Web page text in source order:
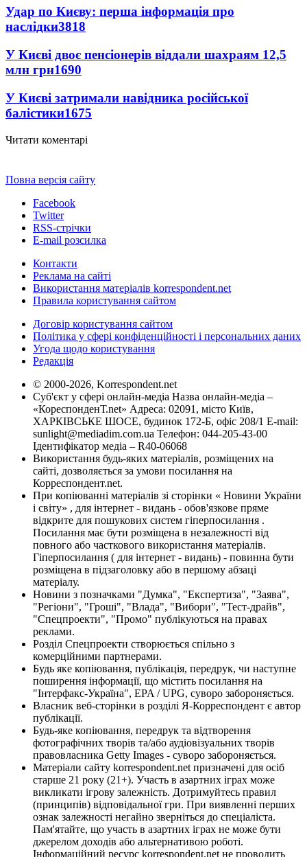
Удар по Києву: перша інформація про
наслідки3818
У Києві двоє пенсіонерів віддали шахраям 12,5
млн грн1690
У Києві затримали навідника російської
балістики1675
Читати коментарі
Повна версія сайту
Facebook
Twitter
RSS-стрічки
E-mail розсилка
Контакти
Реклама на сайті
Використання матеріалів korrespondent.net
Правила користування сайтом
Договір користування сайтом
Політика у сфері конфіденційності і персональних даних
Угода щодо користування
Редакція
© 2000-2026, Korrespondent.net
Суб'єкт у сфері онлайн-медіа Назва онлайн-медіа –
«КореспонденТ.net» Адреса: 02091, місто Київ,
ХАРКІВСЬКЕ ШОСЕ, будинок 172-Б, офіс 208/1 E-mail:
sunlight@mediadim.com.ua Телефон: 044-205-43-00
Ідентифікатор медіа – R40-06068
Використання будь-яких матеріалів, розміщених на
сайті, дозволяється за умови посилання на
Корреспондент.net.
При копіюванні матеріалів зі сторінки « Новини України
і світу» , для інтернет - видань - обов'язкове пряме
відкрите для пошукових систем гіперпосилання .
Посилання має бути розміщена в незалежності від
повного або часткового використання матеріалів.
Гіперпосилання ( для інтернет - видань) - повинна бути
розміщена в підзаголовку або в першому абзаці
матеріалу.
Новини з позначками "Думка", "Експертиза", "Заява",
"Регіони", "Гроші", "Влада", "Вибори", "Тест-драйв",
"Спецпроекти", "Промо" публікуються на правах
реклами.
Розділ Спецпроекти створюється спільно з
комерційними партнерами.
Будь яке копіювання, публікація, передрук, чи наступне
поширення інформації, що містить посилання на
"Інтерфакс-Україна", EPA / UPG, суворо забороняється.
Власник веб-сторінки в розділі Я-Корреспондент є автор
публікації.
Будь-яке копіювання, передрук та відтворення
фотографічних творів та/або аудіовізуальних творів
правовласника Getty Images - суворо забороняється.
Матеріали сайту korrespondent.net призначені для осіб
старше 21 року (21+). Участь в азартних іграх може
викликати ігрову залежність. Дотримуйтесь правил
(принципів) відповідальної гри. При виявленні перших
ознак залежності негайно зверніться до спеціаліста.
Пам'ятайте, що участь в азартних іграх не може бути
джерелом доходів або альтернативою роботі.
Інформаційний ресурс korrespondent.net не проводить